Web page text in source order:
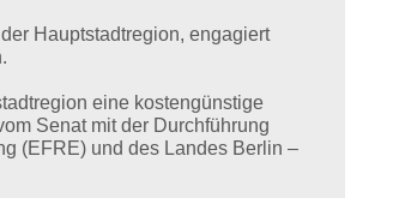
Hauptstadtregion, engagiert
eine kostengünstige
Senat mit der Durchführung
(EFRE) und des Landes Berlin –